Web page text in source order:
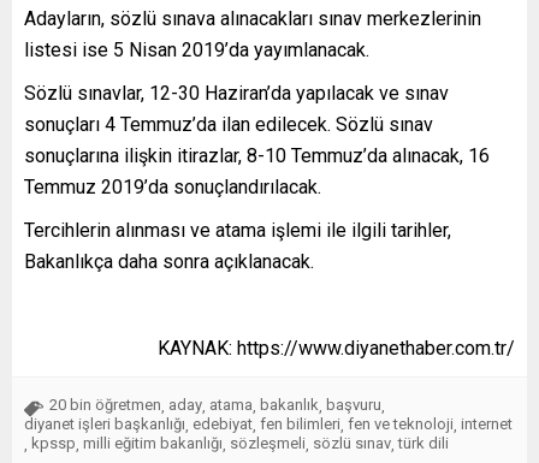
Adayların, sözlü sınava alınacakları sınav merkezlerinin
listesi ise 5 Nisan 2019’da yayımlanacak.
Sözlü sınavlar, 12-30 Haziran’da yapılacak ve sınav
sonuçları 4 Temmuz’da ilan edilecek. Sözlü sınav
sonuçlarına ilişkin itirazlar, 8-10 Temmuz’da alınacak, 16
Temmuz 2019’da sonuçlandırılacak.
Tercihlerin alınması ve atama işlemi ile ilgili tarihler,
Bakanlıkça daha sonra açıklanacak.
KAYNAK: https://www.diyanethaber.com.tr/
20 bin öğretmen aday atama bakanlık başvuru
diyanet işleri başkanlığı edebiyat fen bilimleri fen ve teknoloji internet
kpssp milli eğitim bakanlığı sözleşmeli sözlü sınav ,türk dili